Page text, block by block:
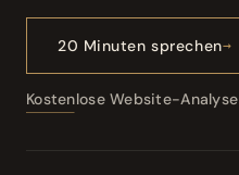
20 Minuten sprechen
Kostenlose Website-Analyse